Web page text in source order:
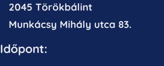
2045 Törökbálint
Munkácsy Mihály utca 83.
Időpont: